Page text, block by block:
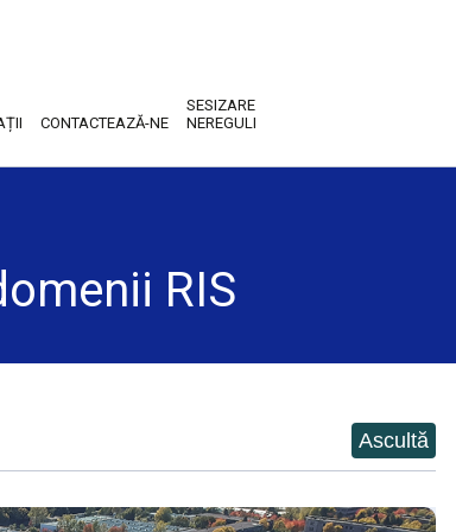
CONTACTEAZĂ-NE
SESIZARE
NEREGULI
RIS